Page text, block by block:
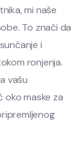
mi naše
To znači da
i
ronjenja.
vašu
maske za